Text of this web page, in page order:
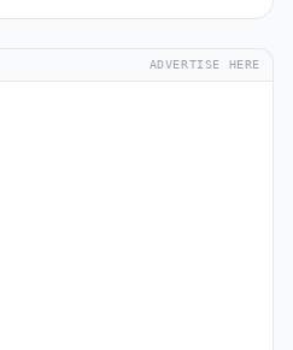
ADVERTISE HERE